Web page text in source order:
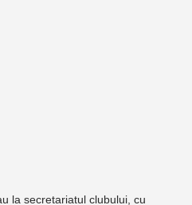
la secretariatul clubului, cu